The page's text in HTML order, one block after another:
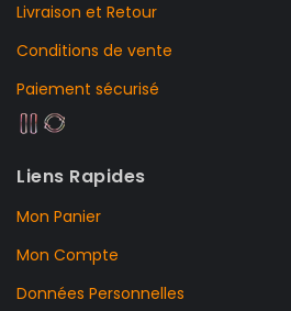
Livraison et Retour
Conditions de vente
Paiement sécurisé
Liens Rapides
Mon Panier
Mon Compte
Données Personnelles